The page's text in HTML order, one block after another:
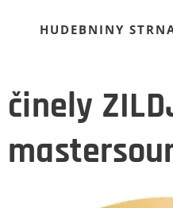
HUDEBNINY
činely